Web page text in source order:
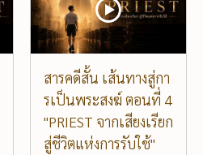
สารคดีสั้น เส้นทางสู่กา
รเป็นพระสงฆ์ ตอนที่ 4
"PRIEST จากเสียงเรียก
สู่ชีวิตแห่งการรับใช้"